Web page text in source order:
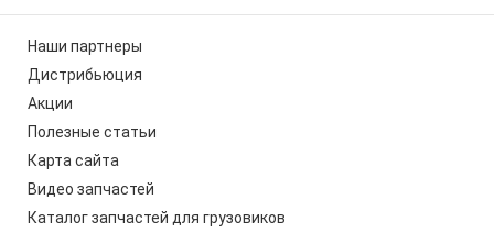
Наши партнеры
Дистрибьюция
Акции
Полезные статьи
Карта сайта
Видео запчастей
Каталог запчастей для грузовиков